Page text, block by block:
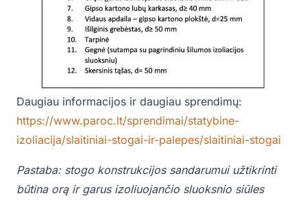
Daugiau informacijos ir daugiau sprendimų:
https://www.paroc.lt/sprendimai/statybine-
izoliacija/slaitiniai-stogai-ir-palepes/slaitiniai-stogai
Pastaba: stogo konstrukcijos sandarumui užtikrinti
būtina orą ir garus izoliuojančio sluoksnio siūles